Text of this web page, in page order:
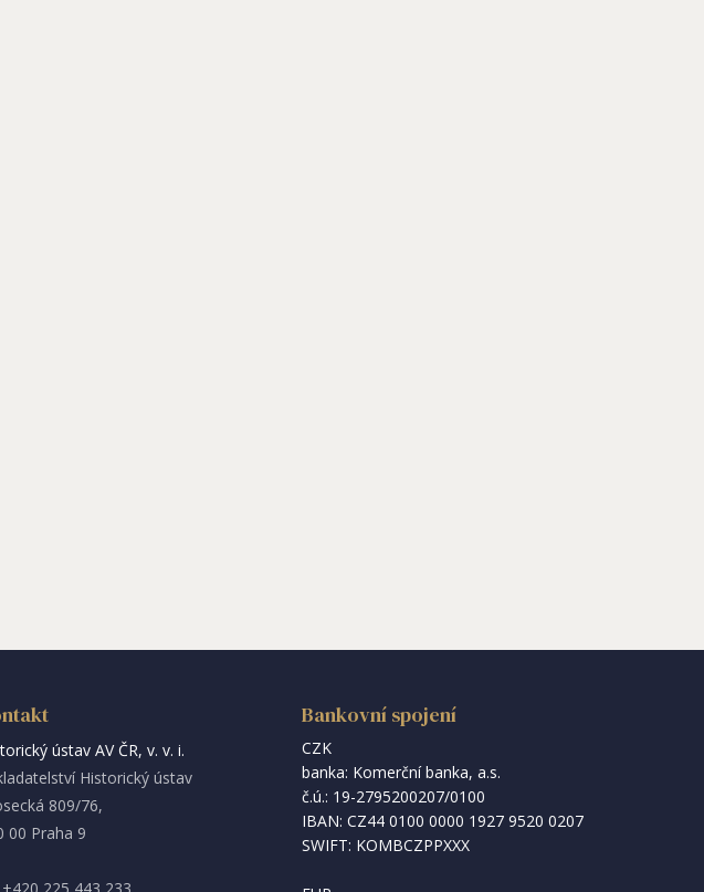
ústav AV ČR, v. v. i.
Historický ústav
809/76,
00 Praha 9
Bankovní spojení
CZK
banka: Komerční banka, a.s.
č.ú.: 19-2795200207/0100
IBAN: CZ44 0100 0000 1927 9520 0207
SWIFT: KOMBCZPPXXX